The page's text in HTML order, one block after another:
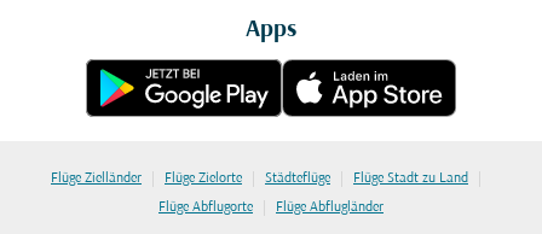
Apps
Flüge Zielländer | Flüge Zielorte | Städteflüge | Flüge Stadt zu Land |
Flüge Abflugorte | Flüge Abflugländer